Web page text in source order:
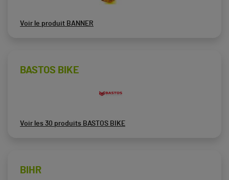
Voir le produit BANNER
BASTOS BIKE
Voir les 30 produits BASTOS BIKE
BIHR